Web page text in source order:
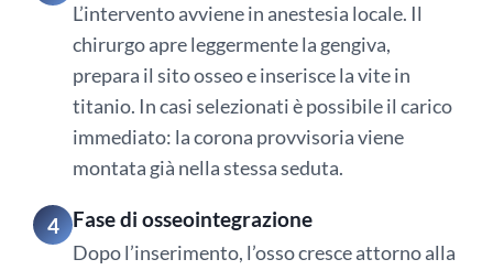
L’intervento avviene in anestesia locale. Il
chirurgo apre leggermente la gengiva,
prepara il sito osseo e inserisce la vite in
titanio. In casi selezionati è possibile il carico
immediato: la corona provvisoria viene
montata già nella stessa seduta.
4 Fase di osseointegrazione
Dopo l’inserimento, l’osso cresce attorno alla